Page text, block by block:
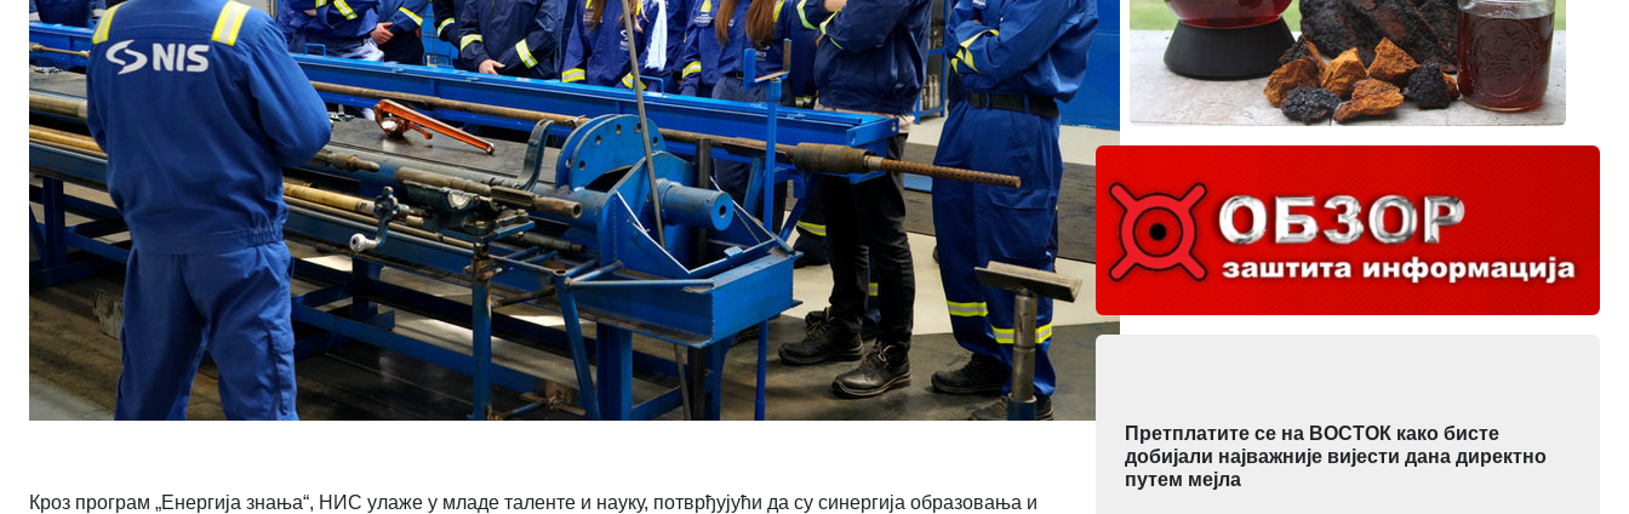
Кроз програм „Енергија знања“, НИС улаже у младе таленте и науку, потврђујући да су синергија образовања и
Претплатите се на ВОСТОК како бисте
добијали најважније вијести дана директно
путем мејла